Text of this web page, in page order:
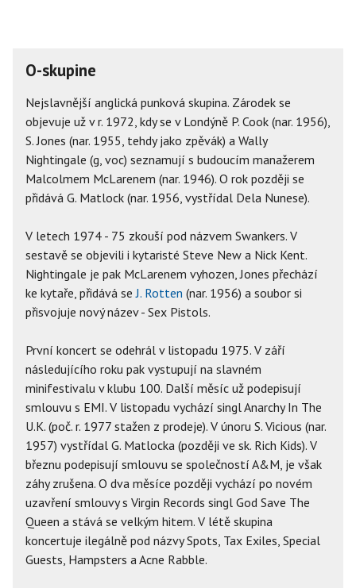
O-skupine
Nejslavnější anglická punková skupina. Zárodek se
objevuje už v r. 1972, kdy se v Londýně P. Cook (nar. 1956),
S. Jones (nar. 1955, tehdy jako zpěvák) a Wally
Nightingale (g, voc) seznamují s budoucím manažerem
Malcolmem McLarenem (nar. 1946). O rok později se
přidává G. Matlock (nar. 1956, vystřídal Dela Nunese).
V letech 1974 - 75 zkouší pod názvem Swankers. V
sestavě se objevili i kytaristé Steve New a Nick Kent.
Nightingale je pak McLarenem vyhozen, Jones přechází
ke kytaře, přidává seJ. Rotten (nar. 1956) a soubor si
přisvojuje nový název - Sex Pistols.
První koncert se odehrál v listopadu 1975. V září
následujícího roku pak vystupují na slavném
minifestivalu v klubu 100. Další měsíc už podepisují
smlouvu s EMI. V listopadu vychází singl Anarchy In The
U.K. (poč. r. 1977 stažen z prodeje). V únoru S. Vicious (nar.
1957) vystřídal G. Matlocka (později ve sk. Rich Kids). V
březnu podepisují smlouvu se společností A&M, je však
záhy zrušena. O dva měsíce později vychází po novém
uzavření smlouvy s Virgin Records singl God Save The
Queen a stává se velkým hitem. V létě skupina
koncertuje ilegálně pod názvy Spots, Tax Exiles, Special
Guests, Hampsters a Acne Rabble.